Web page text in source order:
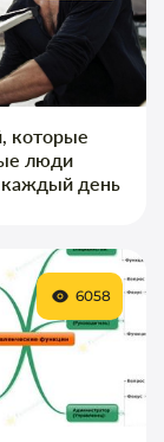
которые
люди
день
6058